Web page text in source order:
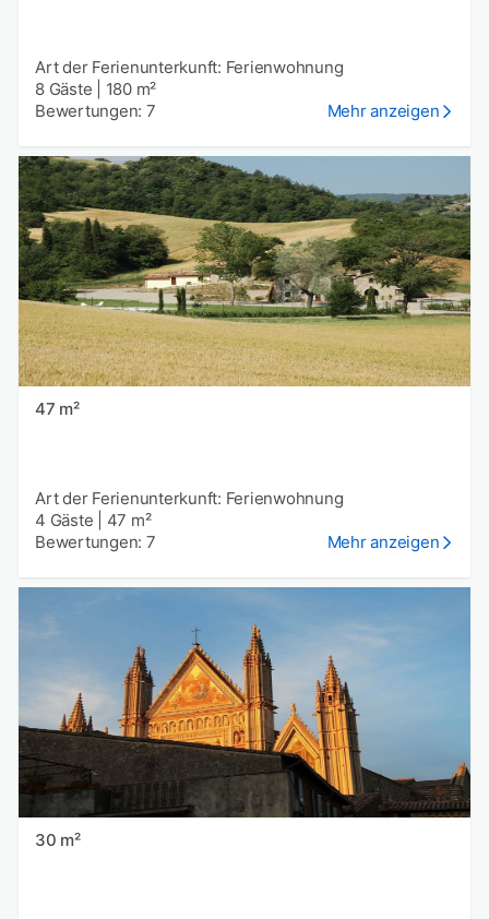
Art der Ferienunterkunft: Ferienwohnung
8 Gäste
180 m²
Bewertungen: 7
Mehr anzeigen
47 m²
Art der Ferienunterkunft: Ferienwohnung
4 Gäste
47 m²
Bewertungen: 7
Mehr anzeigen
30 m²